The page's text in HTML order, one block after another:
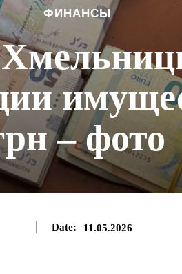
ФИНАНСЫ
– фото
Date: 11.05.2026